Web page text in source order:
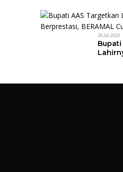
26 Juli 2026
Bupati